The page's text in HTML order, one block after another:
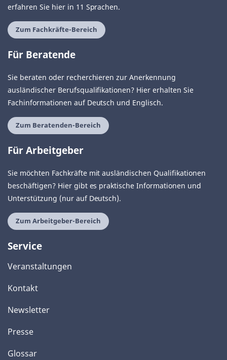
erfahren Sie hier in 11 Sprachen.
Zum Fachkräfte-Bereich
Für Beratende
Sie beraten oder recherchieren zur Anerkennung
ausländischer Berufsqualifikationen? Hier erhalten Sie
Fachinformationen auf Deutsch und Englisch.
Zum Beratenden-Bereich
Für Arbeitgeber
Sie möchten Fachkräfte mit ausländischen Qualifikationen
beschäftigen? Hier gibt es praktische Informationen und
Unterstützung (nur auf Deutsch).
Zum Arbeitgeber-Bereich
Service
Veranstaltungen
Kontakt
Newsletter
Presse
Glossar